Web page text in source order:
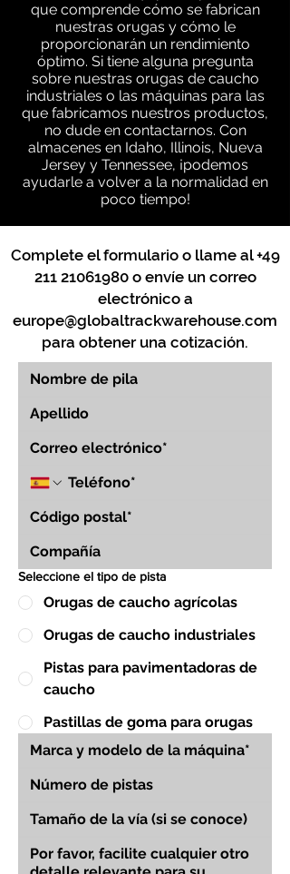
que comprende cómo se fabrican
nuestras orugas y cómo le
proporcionarán un rendimiento
óptimo. Si tiene alguna pregunta
sobre nuestras orugas de caucho
industriales o las máquinas para las
que fabricamos nuestros productos,
no dude en contactarnos. Con
almacenes en Idaho, Illinois, Nueva
Jersey y Tennessee, ¡podemos
ayudarle a volver a la normalidad en
poco tiempo!
Complete el formulario o llame al+49
211 21061980o envíe un correo
electrónico a
europe@globaltrackwarehouse.com
para obtener una cotización.
Seleccione el tipo de pista
Orugas de caucho agrícolas
Orugas de caucho industriales
Pistas para pavimentadoras de
caucho
Pastillas de goma para orugas